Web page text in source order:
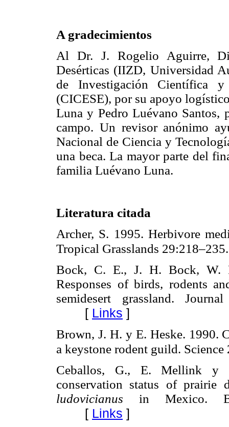
A gradecimientos
Al Dr. J. Rogelio Aguirre,
Desérticas (IIZD, Universidad
de Investigación Científica
(CICESE), por su apoyo
Luna y Pedro Luévano Santos,
campo. Un revisor anónimo
Nacional de Ciencia y
una beca. La mayor parte del
familia Luévano Luna.
Literatura citada
Archer, S. 1995. Herbivore
Tropical Grasslands
Bock, C. E., J. H. Bock, W.
Responses of birds, rodents
semidesert grassland.
[ Links ]
Brown, J. H. y E. Heske. 1990.
a keystone rodent guild.
Ceballos, G., E. Mellink y
conservation status of prairie
ludovicianus in Mexico.
[ Links ]